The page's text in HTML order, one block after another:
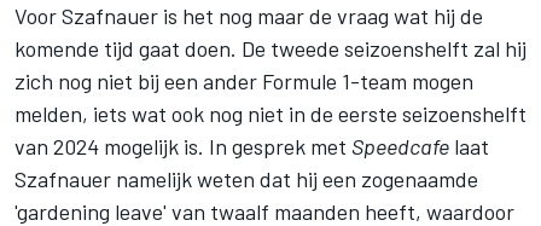
Voor Szafnauer is het nog maar de vraag wat hij de
komende tijd gaat doen. De tweede seizoenshelft zal hij
zich nog niet bij een ander Formule 1-team mogen
melden, iets wat ook nog niet in de eerste seizoenshelft
van 2024 mogelijk is. In gesprek met Speedcafe laat
Szafnauer namelijk weten dat hij een zogenaamde
'gardening leave' van twaalf maanden heeft, waardoor